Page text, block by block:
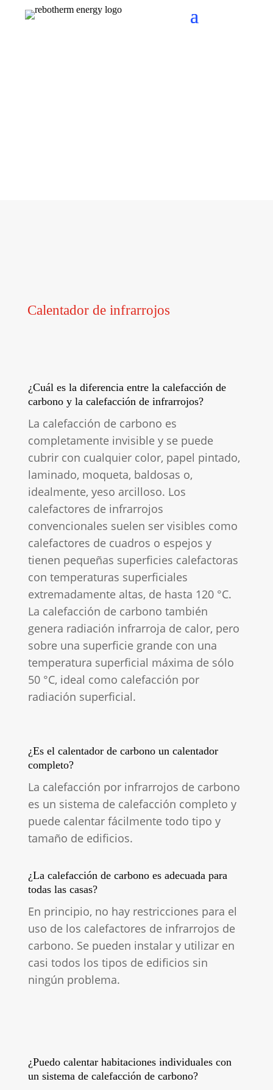
Calentador de infrarrojos
¿Cuál es la diferencia entre la calefacción de
carbono y la calefacción de infrarrojos?
La calefacción de carbono es
completamente invisible y se puede
cubrir con cualquier color, papel pintado,
laminado, moqueta, baldosas o,
idealmente, yeso arcilloso. Los
calefactores de infrarrojos
convencionales suelen ser visibles como
calefactores de cuadros o espejos y
tienen pequeñas superficies calefactoras
con temperaturas superficiales
extremadamente altas, de hasta 120 °C.
La calefacción de carbono también
genera radiación infrarroja de calor, pero
sobre una superficie grande con una
temperatura superficial máxima de sólo
50 °C, ideal como calefacción por
radiación superficial.
¿Es el calentador de carbono un calentador
completo?
La calefacción por infrarrojos de carbono
es un sistema de calefacción completo y
puede calentar fácilmente todo tipo y
tamaño de edificios.
¿La calefacción de carbono es adecuada para
todas las casas?
En principio, no hay restricciones para el
uso de los calefactores de infrarrojos de
carbono. Se pueden instalar y utilizar en
casi todos los tipos de edificios sin
ningún problema.
¿Puedo calentar habitaciones individuales con
un sistema de calefacción de carbono?